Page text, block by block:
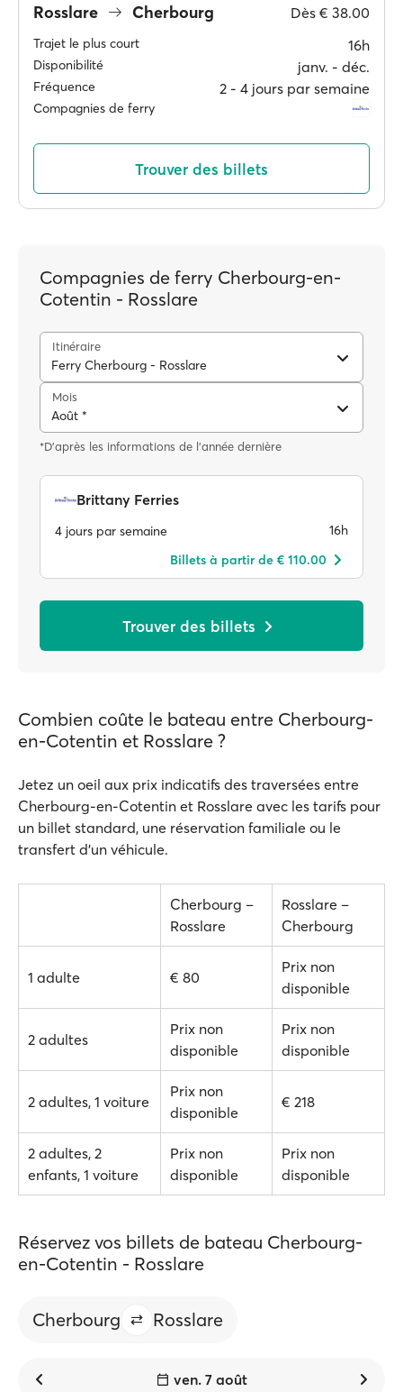
Rosslare Cherbourg Dès € 38.00
Trajet le plus court 16h
Disponibilité janv. ‐ déc.
Fréquence 2 ‐ 4 jours par semaine
Compagnies de ferry
Trouver des billets
Compagnies de ferry Cherbourg-en-
Cotentin - Rosslare
Itinéraire
Ferry Cherbourg - Rosslare
Mois
Août *
*D'après les informations de l'année dernière
Brittany Ferries
4 jours par semaine
16h
Billets à partir de € 110.00
Trouver des billets
Combien coûte le bateau entre Cherbourg-
en-Cotentin et Rosslare ?
Jetez un oeil aux prix indicatifs des traversées entre
Cherbourg-en-Cotentin et Rosslare avec les tarifs pour
un billet standard, une réservation familiale ou le
transfert d'un véhicule.
Cherbourg –
Rosslare
Rosslare –
Cherbourg
1 adulte € 80
Prix non
disponible
2 adultes
Prix non
disponible
Prix non
disponible
2 adultes, 1 voiture
Prix non
disponible
€ 218
2 adultes, 2
enfants, 1 voiture
Prix non
disponible
Prix non
disponible
Réservez vos billets de bateau Cherbourg-
en-Cotentin - Rosslare
Cherbourg Rosslare
ven. 7 août